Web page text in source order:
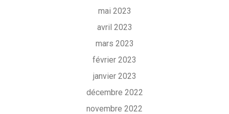
mai 2023
avril 2023
mars 2023
février 2023
janvier 2023
décembre 2022
novembre 2022